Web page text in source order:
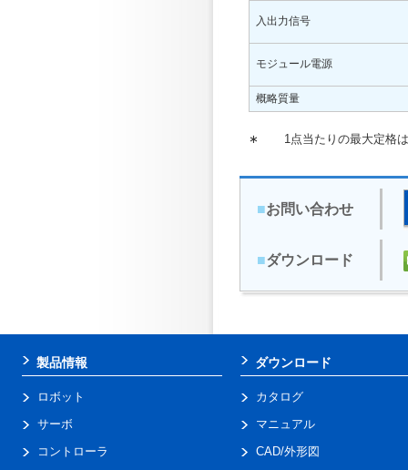
入出力信号
モジュール電源
概略質量
∗ 1点当たりの最大定格
■お問い合わせ
■ダウンロード
製品情報
ロボット
サーボ
コントローラ
ダウンロード
カタログ
マニュアル
CAD/外形図